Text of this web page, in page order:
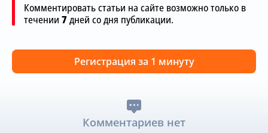
Комментировать статьи на сайте возможно только в
течении 7дней со дня публикации.
Регистрация за 1 минуту
Комментариев нет